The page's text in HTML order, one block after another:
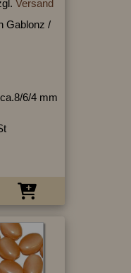
Versand
Gablonz /
6/4 mm